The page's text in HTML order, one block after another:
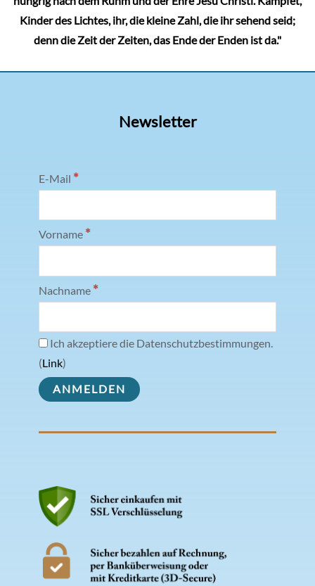
Kinder des Lichtes, ihr, die kleine Zahl, die ihr sehend seid;
denn die Zeit der Zeiten, das Ende der Enden ist da."
Newsletter
E-Mail *
Vorname *
Nachname *
Ich akzeptiere die Datenschutzbestimmungen.
(Link)